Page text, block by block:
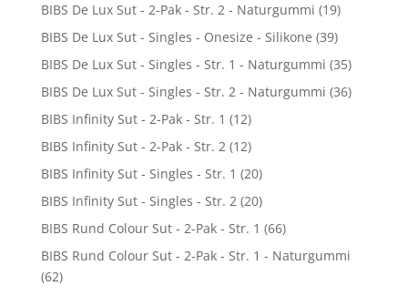
BIBS De Lux Sut - 2-Pak - Str. 2 - Naturgummi (19)
BIBS De Lux Sut - Singles - Onesize - Silikone (39)
BIBS De Lux Sut - Singles - Str. 1 - Naturgummi (35)
BIBS De Lux Sut - Singles - Str. 2 - Naturgummi (36)
BIBS Infinity Sut - 2-Pak - Str. 1 (12)
BIBS Infinity Sut - 2-Pak - Str. 2 (12)
BIBS Infinity Sut - Singles - Str. 1 (20)
BIBS Infinity Sut - Singles - Str. 2 (20)
BIBS Rund Colour Sut - 2-Pak - Str. 1 (66)
BIBS Rund Colour Sut - 2-Pak - Str. 1 - Naturgummi
(62)